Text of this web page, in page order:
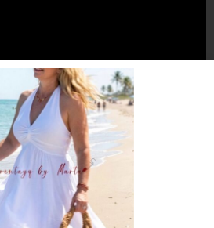
Información adicional